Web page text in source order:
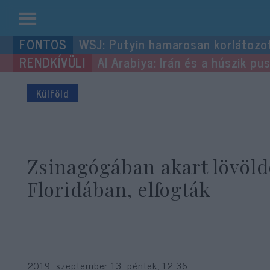
Kilépés
a
tartalomba
WSJ: Putyin hamarosan
Al Arabiya: Irán és a húszik
Külföld
Zsinagógában akart
Floridában, elfogták
2019. szeptember 13. péntek, 12:36